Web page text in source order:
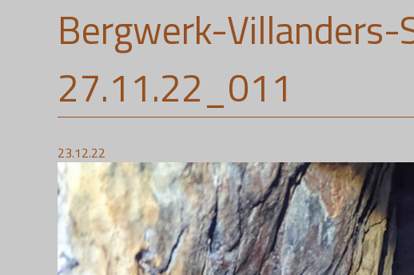
Bergwerk-Villanders-
27.11.22_011
23.12.22